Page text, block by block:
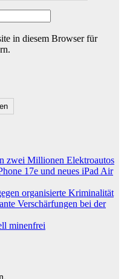
in diesem Browser für
zwei Millionen Elektroautos
17e und neues iPad Air
organisierte Kriminalität
Verschärfungen bei der
minenfrei